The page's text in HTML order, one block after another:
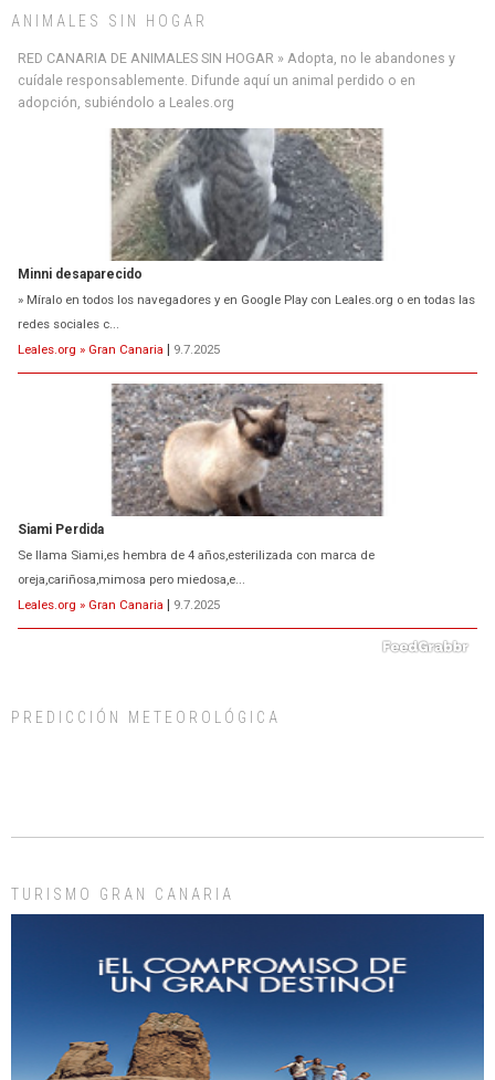
ANIMALES SIN HOGAR
RED CANARIA DE ANIMALES SIN HOGAR » Adopta, no le abandones y
cuídale responsablemente. Difunde aquí un animal perdido o en
adopción, subiéndolo a Leales.org
Minni desaparecido
» Míralo en todos los navegadores y en Google Play con Leales.org o en todas las
redes sociales c...
Leales.org » Gran Canaria | 9.7.2025
Siami Perdida
Se llama Siami,es hembra de 4 años,esterilizada con marca de
oreja,cariñosa,mimosa pero miedosa,e...
Leales.org » Gran Canaria | 9.7.2025
días, ella incluida...
Gato manso encontrado
Este gato macho ha aparecido en la calle hace menos de un mes, es muy
PREDICCIÓN METEOROLÓGICA
TURISMO GRAN CANARIA